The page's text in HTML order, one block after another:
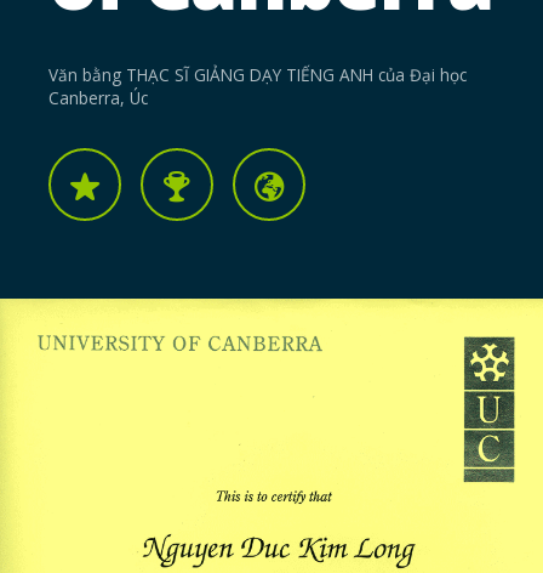
Văn bằng THẠC SĨ GIẢNG DẠY TIẾNG ANH của Đại học
Canberra, Úc